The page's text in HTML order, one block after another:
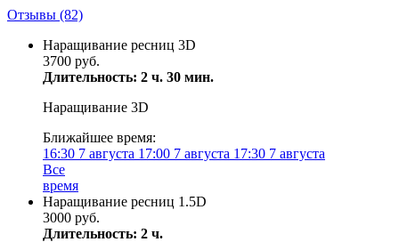
Отзывы (82)
Наращивание ресниц 3D
3700 руб.
Длительность: 2 ч. 30 мин.
Наращивание 3D
Ближайшее время:
16:30 7 августа 17:00 7 августа 17:30 7 августа
Все
время
Наращивание ресниц 1.5D
3000 руб.
Длительность: 2 ч.